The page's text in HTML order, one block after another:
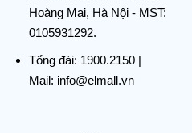
Hoàng Mai, Hà Nội - MST:
0105931292.
Tổng đài: 1900.2150|
Mail: info@elmall.vn